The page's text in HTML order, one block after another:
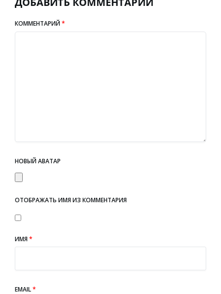
КОММЕНТАРИЙ*
НОВЫЙ АВАТАР
ОТОБРАЖАТЬ ИМЯ ИЗ КОММЕНТАРИЯ
ИМЯ*
EMAIL*